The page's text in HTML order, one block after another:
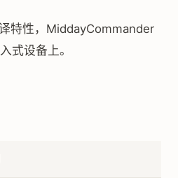
特性，MiddayCommander
式设备上。